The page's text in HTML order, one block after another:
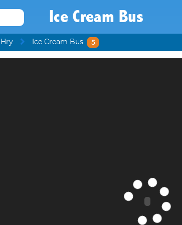
Ice Cream Bus
Ice Cream Bus 5